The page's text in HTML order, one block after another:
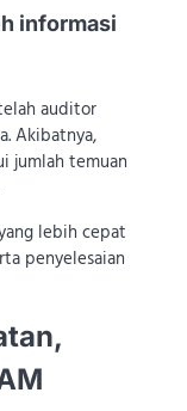
informasi
auditor
Akibatnya,
jumlah temuan
lebih cepat
penyelesaian